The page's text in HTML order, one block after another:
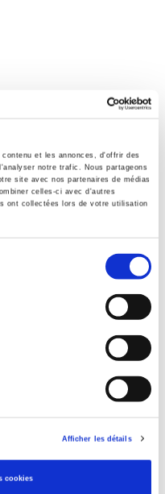
et les annonces, d'offrir des
notre trafic. Nous partageons
site avec nos partenaires de médias
celles-ci avec d'autres
ont collectées lors de votre utilisation
Afficher les détails
cookies
titre
sujet
et gouvernement